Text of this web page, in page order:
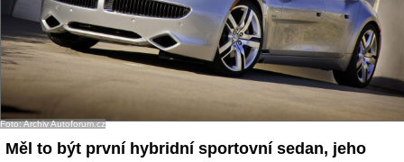
- Technika
- Zajímavosti
- Ostatní
Diskuzní fórum
Foto: Archiv Autoforum.cz
Měl to být první hybridní sportovní sedan, jeho